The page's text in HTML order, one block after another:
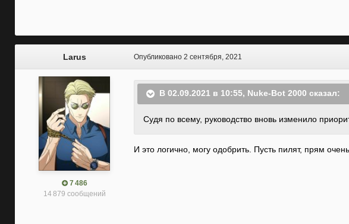
Larus
7 486
14 879 сообщений
Опубликовано 2 сентября, 2021
В 02.09.2021 в 10:55, Nuke-Bot 2000 сказал:
Судя по всему, руководство вновь изменило
И это логично, могу одобрить. Пусть пилят, прям